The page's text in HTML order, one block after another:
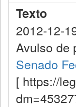
Texto
2012-12-
Avulso de
Senado
[ https://